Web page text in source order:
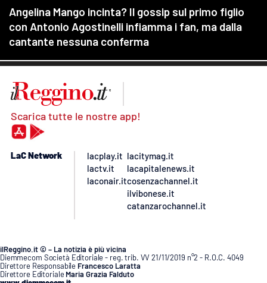
Scarica tutte le nostre app!
LaC Network
lacplay.it
lactv.it
laconair.it
lacitymag.it
lacapitalenews.it
cosenzachannel.it
ilvibonese.it
catanzarochannel.it
ilReggino.it © – La notizia è più vicina
Diemmecom Società Editoriale - reg. trib. VV 21/11/2019 n°2 - R.O.C. 4049
Direttore Responsabile Francesco Laratta
Direttore Editoriale Maria Grazia Falduto